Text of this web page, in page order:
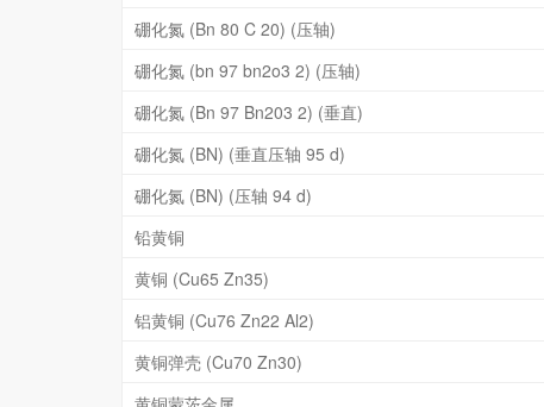
硼化氮 (Bn 80 C 20) (压轴)
硼化氮 (bn 97 bn2o3 2) (压轴)
硼化氮 (Bn 97 Bn203 2) (垂直)
硼化氮 (BN) (垂直压轴 95 d)
硼化氮 (BN) (压轴 94 d)
铅黄铜
黄铜 (Cu65 Zn35)
铝黄铜 (Cu76 Zn22 Al2)
黄铜弹壳 (Cu70 Zn30)